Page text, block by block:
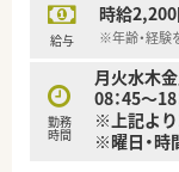
給与
時給
※年齢・経験
勤務
時間
月火水木
08：45～18
※上記よ
※曜日・時